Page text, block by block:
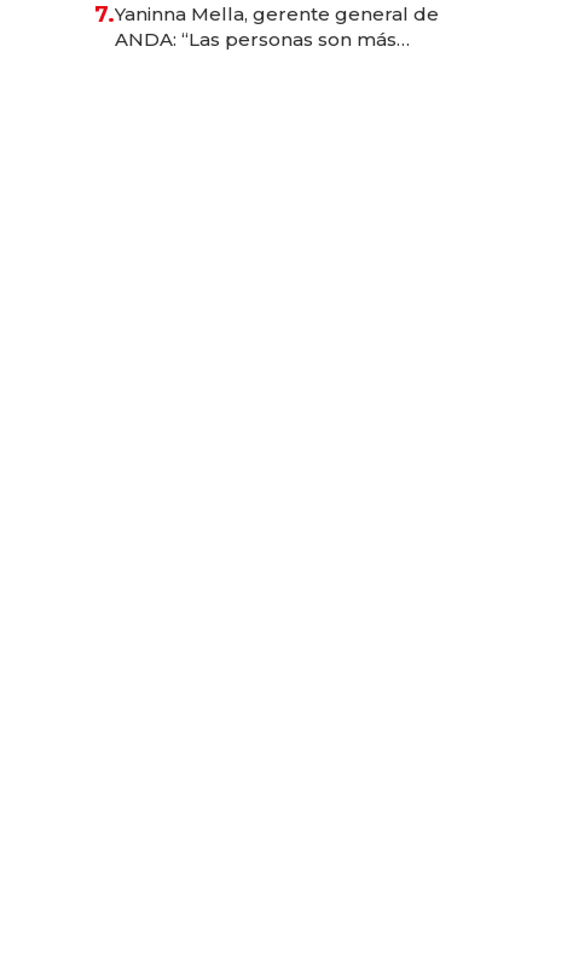
7.Yaninna Mella, gerente general de
ANDA: “Las personas son más